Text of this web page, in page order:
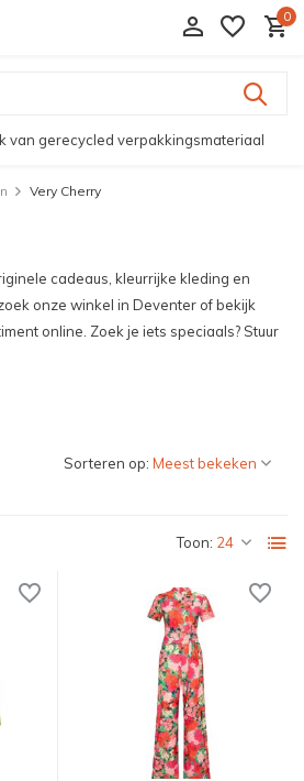
0
van gerecycled verpakkingsmateriaal
Very Cherry
cadeaus, kleurrijke kleding en
onze winkel in Deventer of bekijk
online. Zoek je iets speciaals? Stuur
Toon:
Sorteren op: